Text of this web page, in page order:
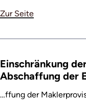
Zur Seite
Einschränkung
Abschaffung der
…ffung der